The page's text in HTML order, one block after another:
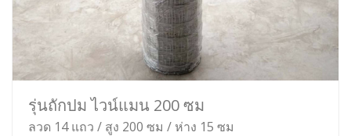
รุ่นถักปม ไวน์แมน 200 ซม
ลวด 14 แถว / สูง 200 ซม / ห่าง 15 ซม